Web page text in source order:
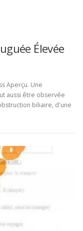
Élevée
Aperçu. Une
aussi être observée
biliaire, d'une